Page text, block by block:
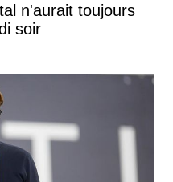
n'aurait toujours
soir